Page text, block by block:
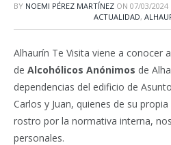
BY NOEMI PÉREZ MARTÍNEZ ON 07/03/2024
ACTUALIDAD,
Alhaurín Te Visita viene a conocer
de Alcohólicos Anónimos de
dependencias del edificio de
Carlos y Juan, quienes de su
rostro por la normativa interna,
personales.